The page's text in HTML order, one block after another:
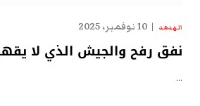
الهدهد 10 نوفمبر، 2025
نفق رفح والجيش الذي لا
…